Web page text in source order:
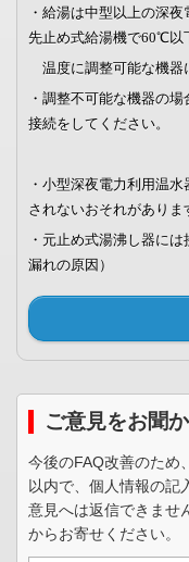
・給湯は中型以上の深夜
先止め式給湯機で60℃以
温度に調整可能な機器
・調整不可能な機器の
接続をしてください。
・小型深夜電力利用温
されないおそれがありま
・元止め式湯沸し器に
漏れの原因）
ご意見をお聞
今後のFAQ改善のため
以内で、個人情報の
意見へは返信できませ
からお寄せください。